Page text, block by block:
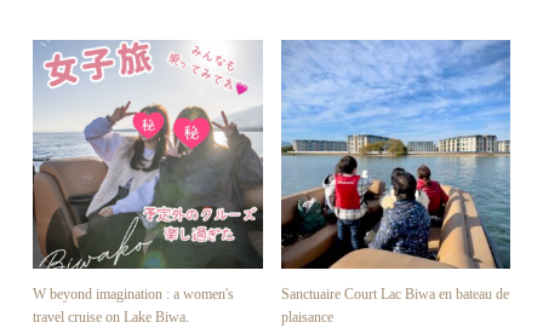
W beyond imagination : a women's
travel cruise on Lake Biwa.
Sanctuaire Court Lac Biwa en bateau de
plaisance